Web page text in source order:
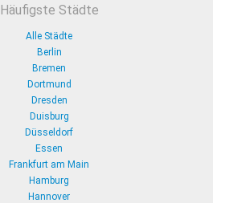
Häufigste Städte
Alle Städte
Berlin
Bremen
Dortmund
Dresden
Duisburg
Düsseldorf
Essen
Frankfurt am Main
Hamburg
Hannover